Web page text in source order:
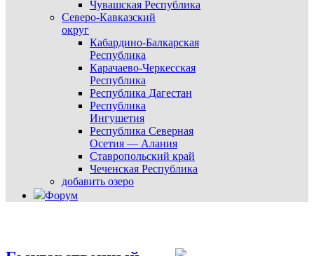
Чувашская Республика
Северо-Кавказский
округ
Кабардино-Балкарская
Республика
Карачаево-Черкесская
Республика
Республика Дагестан
Республика
Ингушетия
Республика Северная
Осетия — Алания
Ставропольский край
Чеченская Республика
добавить озеро
Форум